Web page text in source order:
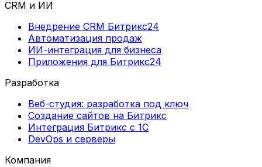
CRM и ИИ
Внедрение CRM Битрикс24
Автоматизация продаж
ИИ-интеграция для бизнеса
Приложения для Битрикс24
Разработка
Веб-студия: разработка под ключ
Создание сайтов на Битрикс
Интеграция Битрикс с 1С
DevOps и серверы
Компания